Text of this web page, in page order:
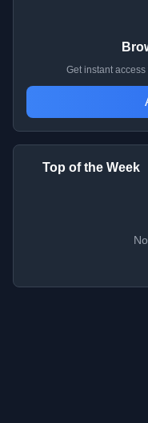
Get instant
Top of the Week